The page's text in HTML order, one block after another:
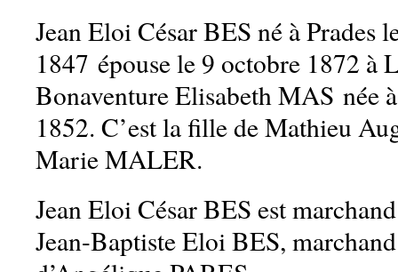
Jean Eloi César BES né à Prades
1847 épouse le 9 octobre 1872 à
Bonaventure Elisabeth MAS née
1852. C’est la fille de Mathieu
Marie MALER.
Jean Eloi César BES est
Jean-Baptiste Eloi BES,